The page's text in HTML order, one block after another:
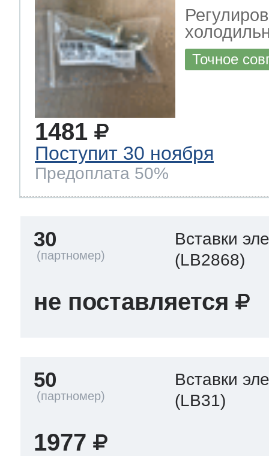
Точное
1481
Поступит 30 ноября
Предоплата 50%
30
Вставки
(LB2868)
не поставляется
50
Вставки
(LB31)
1977